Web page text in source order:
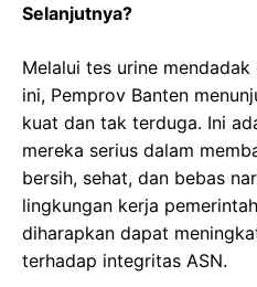
Selanjutnya?
Melalui tes urine
ini, Pemprov Banten
kuat dan tak terduga. Ini
mereka serius dalam
bersih, sehat, dan bebas
lingkungan kerja
diharapkan dapat
terhadap integritas ASN.